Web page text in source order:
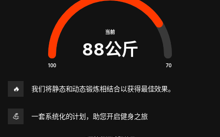
当前
88公斤
100 70
🔥 我们将静态和动态锻炼相结合以获得最佳效果。
💪 一套系统化的计划，助您开启健身之旅